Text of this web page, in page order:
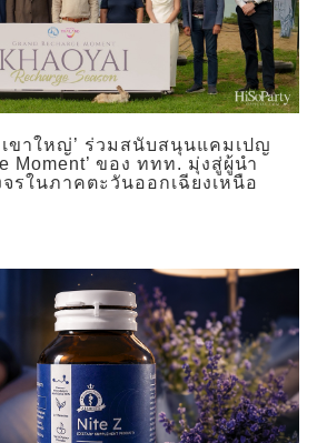
เขาใหญ่’ ร่วมสนับสนุนแคมเปญ
Moment’ ของ ททท. มุ่งสู่ผู้นำ
รในภาคตะวันออกเฉียงเหนือ